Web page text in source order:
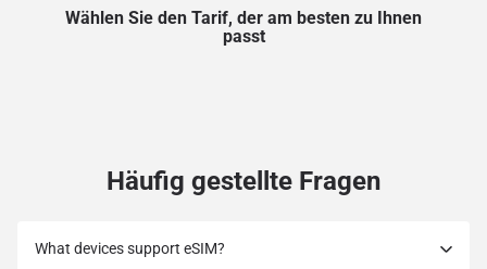
Wählen Sie den Tarif, der am besten zu Ihnen
passt
Häufig gestellte Fragen
What devices support eSIM?